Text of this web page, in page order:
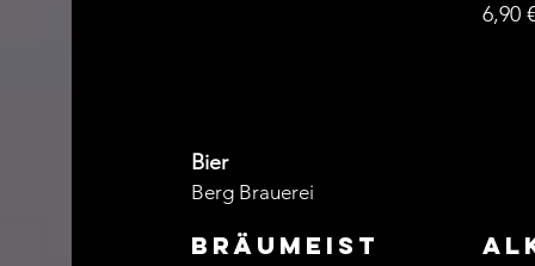
6,90 €
Bier
Berg Brauerei
Bräumeist